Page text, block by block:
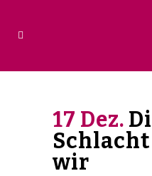
17 Dez.
wir